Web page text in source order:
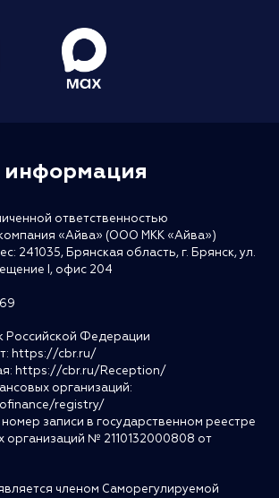
информация
ответственностью
«Айва» (ООО МКК «Айва»)
241035, Брянская область, г. Брянск, ул.
I, офис 204
Российской Федерации
https://cbr.ru/
https://cbr.ru/Reception/
организаций:
registry/
записи в государственном реестре
№ 2110132000808 от
членом Саморегулируемой